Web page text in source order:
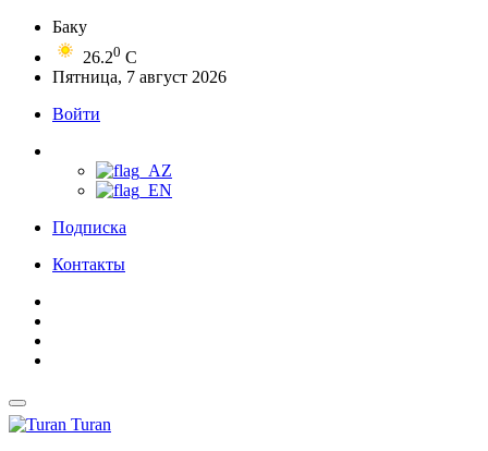
Баку
26.20 C
Пятница, 7 август 2026
Войти
Подписка
Контакты
Turan